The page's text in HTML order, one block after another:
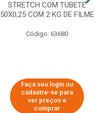
STRETCH COM TUBETE
50X0,25 COM 2 KG DE FILME
Código: 63680
Faça seu login ou
cadastre-se para
ver preços e
comprar